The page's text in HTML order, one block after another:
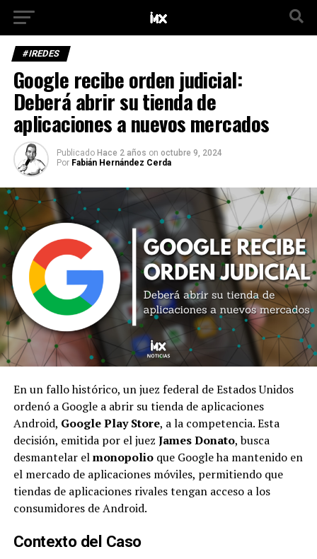
#IREDES
Google recibe orden judicial:
Deberá abrir su tienda de
aplicaciones a nuevos mercados
Publicado Hace 2 años on octubre 9, 2024
Por Fabián Hernández Cerda
En un fallo histórico, un juez federal de Estados Unidos
ordenó a Google a abrir su tienda de aplicaciones
Android, Google Play Store, a la competencia. Esta
decisión, emitida por el juez James Donato, busca
desmantelar elmonopolio que Google ha mantenido en
el mercado de aplicaciones móviles, permitiendo que
tiendas de aplicaciones rivales tengan acceso a los
consumidores de Android.
Contexto del Caso